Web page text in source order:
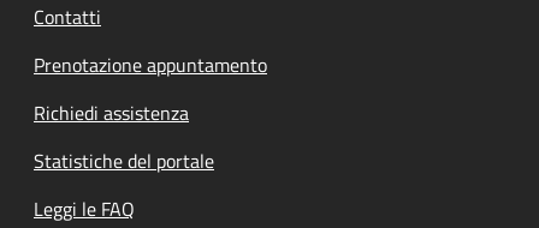
Contatti
Prenotazione appuntamento
Richiedi assistenza
Statistiche del portale
Leggi le FAQ